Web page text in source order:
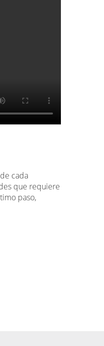
cada
que requiere
paso,